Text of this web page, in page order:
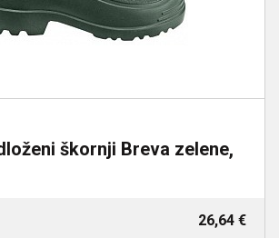
škornji Breva zelene,
26,64 €